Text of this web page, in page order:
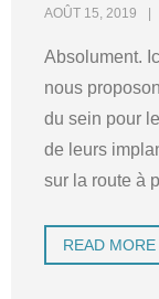
AOÛT 15, 2019
Absolument.
nous
du sein pour
de leurs
sur la route à
READ MORE